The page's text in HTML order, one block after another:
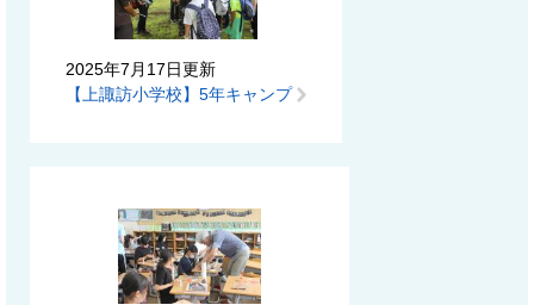
2025年7月17日更新
【上諏訪小学校】5年キャンプ